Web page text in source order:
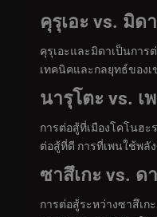
คุรุเอะ vs. มิ
คุรุเอะและมิดาเป็นกา
เทคนิคและกลยุทธ์ของ
นารุโตะ vs. เ
การต่อสู้ที่เมืองโคโนฮ
ต่อสู้ที่ดี การที่เพนใช้พลั
ซาสึเกะ vs.
การต่อสู้ระหว่างซาสึเ